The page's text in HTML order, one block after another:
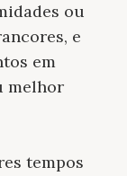
ou
e
em
melhor
tempos